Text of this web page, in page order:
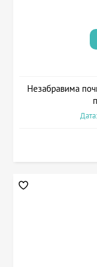
Незабравима